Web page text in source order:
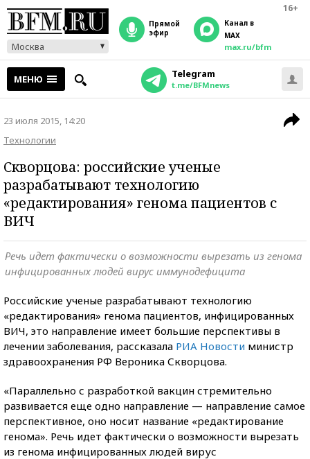
16+
Москва
прямой
эфир
Канал в
MAX
max.ru/bfm
МЕНЮ Telegram
t.me/BFMnews
23 июля 2015, 14:20
Технологии
Скворцова: российские ученые
разрабатывают технологию
«редактирования» генома пациентов с
ВИЧ
Речь идет фактически о возможности вырезать из генома
инфицированных людей вирус иммунодефицита
Российские ученые разрабатывают технологию
«редактирования» генома пациентов, инфицированных
ВИЧ, это направление имеет большие перспективы в
лечении заболевания, рассказала РИА Новости министр
здравоохранения РФ Вероника Скворцова.
«Параллельно с разработкой вакцин стремительно
развивается еще одно направление — направление самое
перспективное, оно носит название «редактирование
генома». Речь идет фактически о возможности вырезать
из генома инфицированных людей вирус